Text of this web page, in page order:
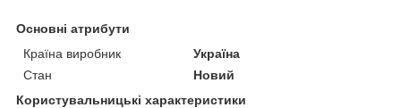
Основні атрибути
Країна виробник
Україна
Стан
Новий
Користувальницькі характеристики